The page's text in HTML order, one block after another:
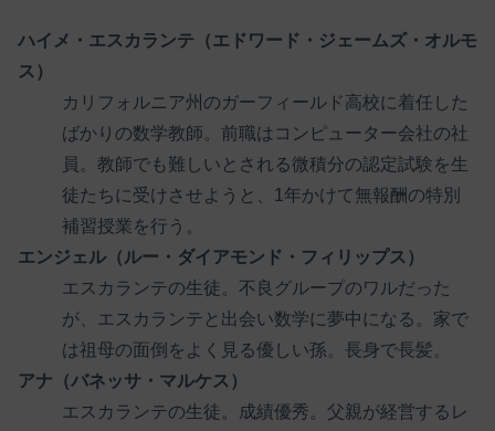
ハイメ・エスカランテ（エドワード・ジェームズ・オルモ
ス）
カリフォルニア州のガーフィールド高校に着任した
ばかりの数学教師。前職はコンピューター会社の社
員。教師でも難しいとされる微積分の認定試験を生
徒たちに受けさせようと、1年かけて無報酬の特別
補習授業を行う。
エンジェル（ルー・ダイアモンド・フィリップス）
エスカランテの生徒。不良グループのワルだった
が、エスカランテと出会い数学に夢中になる。家で
は祖母の面倒をよく見る優しい孫。長身で長髪。
アナ（バネッサ・マルケス）
エスカランテの生徒。成績優秀。父親が経営するレ